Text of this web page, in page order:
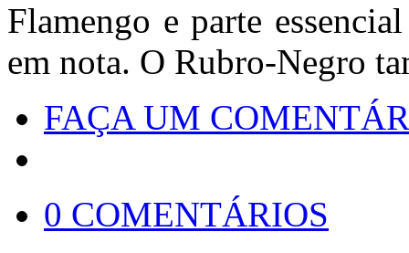
Flamengo e parte
em nota. O Rubro-Negro
FAÇA UM
0 COMENTÁRIOS